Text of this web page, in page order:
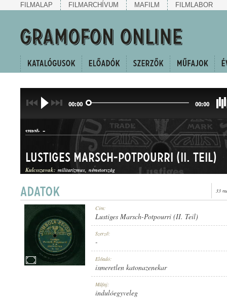
FILMALAP FILMARCHÍVUM MAFILM FILMLABOR
00:00 00:00
SZERZŐ: -
INDULÓEGYVELEG
1908 KÖRÜL
Lustiges Marsch-Potpourri (II. Teil)
Kulcsszavak: militarizmus németország
33
Cím:
Lustiges Marsch-Potpourri (II. Teil)
Szerző:
-
Előadó:
ismeretlen katonazenekar
Műfaj:
indulóegyveleg